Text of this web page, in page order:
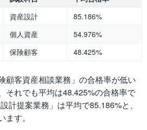
資産設計
85.186%
個人資産
54.976%
保険顧客 48.425%
顧客資産相談業務」の合格率が低い
それでも平均は48.425%の合格率で
計提案業務」は平均で85.186%と、
す。